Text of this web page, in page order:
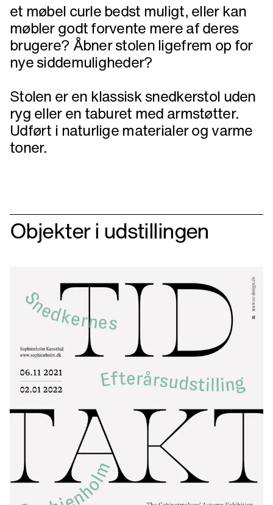
et møbel curle bedst muligt, eller kan
møbler godt forvente mere af deres
brugere? Åbner stolen ligefrem op for
nye siddemuligheder?
Stolen er en klassisk snedkerstol uden
ryg eller en taburet med armstøtter.
Udført i naturlige materialer og varme
toner.
Objekter i udstillingen